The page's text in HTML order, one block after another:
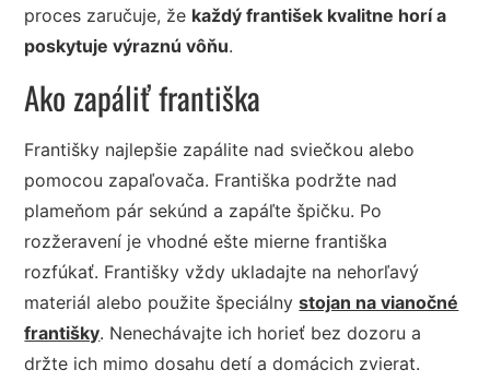
proces zaručuje, že každý františek kvalitne horí a
poskytuje výraznú vôňu.
Ako zapáliť františka
Františky najlepšie zapálite nad sviečkou alebo
pomocou zapaľovača. Františka podržte nad
plameňom pár sekúnd a zapáľte špičku. Po
rozžeravení je vhodné ešte mierne františka
rozfúkať. Františky vždy ukladajte na nehorľavý
materiál alebo použite špeciálnystojan na vianočné
františky. Nenechávajte ich horieť bez dozoru a
držte ich mimo dosahu detí a domácich zvierat.